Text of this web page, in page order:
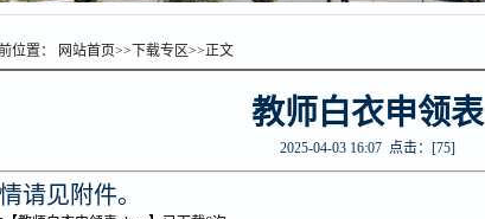
位置： 网站首页>> 下载专区>>正文
教师白衣申领表
2025-04-03 16:07 点击：[75]
请见附件。